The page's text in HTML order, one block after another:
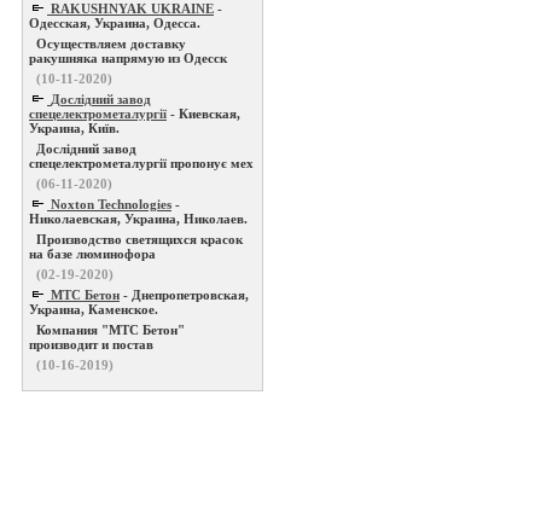
RAKUSHNYAK UKRAINE -
Одесская, Украина, Одесса.
Осуществляем доставку
ракушняка напрямую из Одесск
(10-11-2020)
Дослідний завод
спецелектрометалургії - Киевская,
Украина, Київ.
Дослідний завод
спецелектрометалургії пропонує мех
(06-11-2020)
Noxton Technologies -
Николаевская, Украина, Николаев.
Производство светящихся красок
на базе люминофора
(02-19-2020)
МТС Бетон - Днепропетровская,
Украина, Каменское.
Компания "МТС Бетон"
производит и постав
(10-16-2019)